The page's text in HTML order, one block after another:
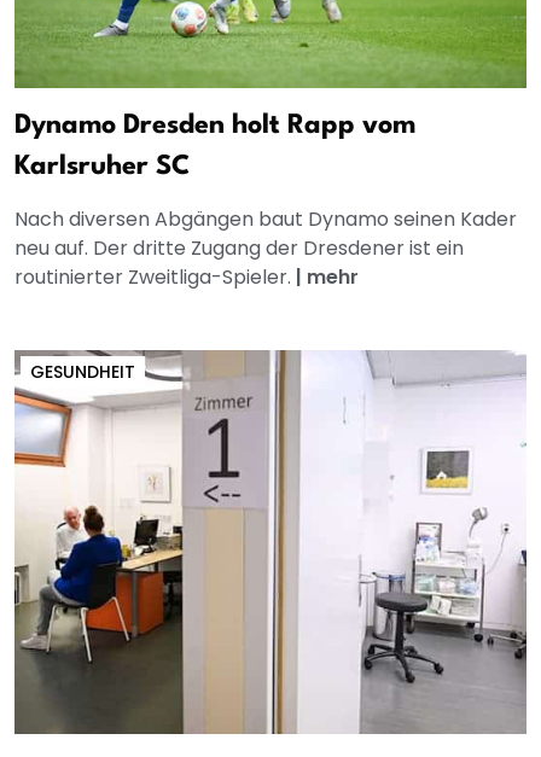
Dynamo Dresden holt Rapp vom
Karlsruher SC
Nach diversen Abgängen baut Dynamo seinen Kader
neu auf. Der dritte Zugang der Dresdener ist ein
routinierter Zweitliga-Spieler. | mehr
GESUNDHEIT